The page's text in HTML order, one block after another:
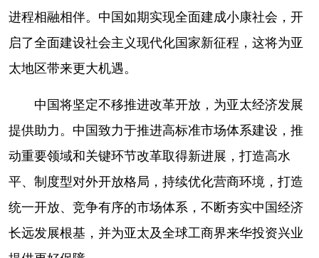
进程相融相伴。中国如期实现全面建成小康社会，开
启了全面建设社会主义现代化国家新征程，这将为亚
太地区带来更大机遇。
中国将坚定不移推进改革开放，为亚太经济发展
提供助力。中国致力于推进高标准市场体系建设，推
动重要领域和关键环节改革取得新进展，打造高水
平、制度型对外开放格局，持续优化营商环境，打造
统一开放、竞争有序的市场体系，不断夯实中国经济
长远发展根基，并为亚太及全球工商界来华投资兴业